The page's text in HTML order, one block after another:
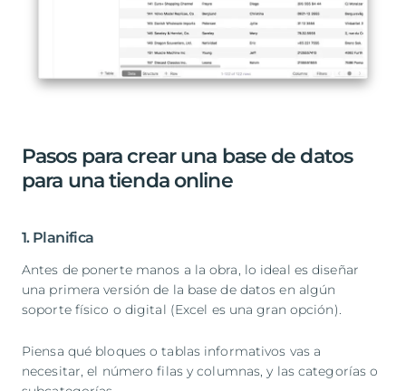
Pasos para crear una base de datos
para una tienda online
1. Planifica
Antes de ponerte manos a la obra, lo ideal es diseñar
una primera versión de la base de datos en algún
soporte físico o digital (Excel es una gran opción).
Piensa qué bloques o tablas informativos vas a
necesitar, el número filas y columnas, y las categorías o